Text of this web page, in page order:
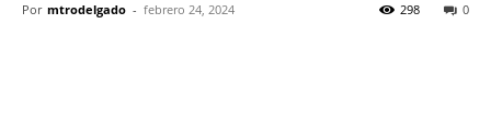
Por mtrodelgado - febrero 24, 2024 0
298